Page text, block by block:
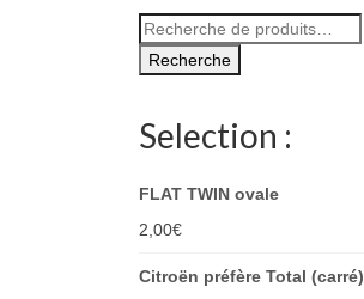
Recherche
pour :
Recherche
Selection :
FLAT TWIN ovale
2,00€
Citroën préfère Total (carré)